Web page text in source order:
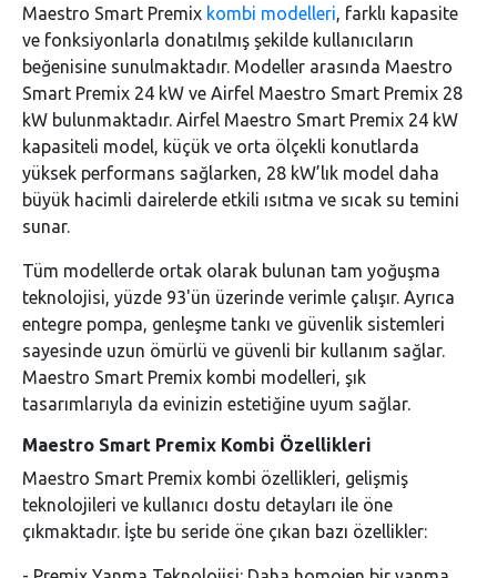
Maestro Smart Premix kombi modelleri, farklı kapasite
ve fonksiyonlarla donatılmış şekilde kullanıcıların
beğenisine sunulmaktadır. Modeller arasında Maestro
Smart Premix 24 kW ve Airfel Maestro Smart Premix 28
kW bulunmaktadır. Airfel Maestro Smart Premix 24 kW
kapasiteli model, küçük ve orta ölçekli konutlarda
yüksek performans sağlarken, 28 kW’lık model daha
büyük hacimli dairelerde etkili ısıtma ve sıcak su temini
sunar.
Tüm modellerde ortak olarak bulunan tam yoğuşma
teknolojisi, yüzde 93'ün üzerinde verimle çalışır. Ayrıca
entegre pompa, genleşme tankı ve güvenlik sistemleri
sayesinde uzun ömürlü ve güvenli bir kullanım sağlar.
Maestro Smart Premix kombi modelleri, şık
tasarımlarıyla da evinizin estetiğine uyum sağlar.
Maestro Smart Premix Kombi Özellikleri
Maestro Smart Premix kombi özellikleri, gelişmiş
teknolojileri ve kullanıcı dostu detayları ile öne
çıkmaktadır. İşte bu seride öne çıkan bazı özellikler: